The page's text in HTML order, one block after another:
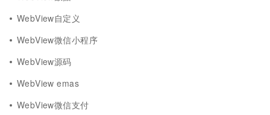
WebView自定义
WebView微信小程序
WebView源码
WebView emas
WebView微信支付